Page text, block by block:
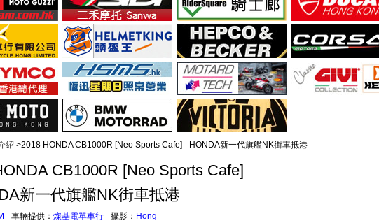
紹 >2018 HONDA CB1000R [Neo Sports Cafe] - HONDA新一代旗艦NK街車抵港
CB1000R [Neo Sports Cafe]
新一代旗艦NK街車抵港
車輛提供： 燦基電單車行 攝影： Hong